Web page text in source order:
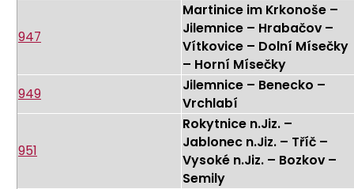
947
Martinice im Krkonoše –
Jilemnice – Hrabačov –
Vítkovice – Dolní Mísečky
– Horní Mísečky
949
Jilemnice – Benecko –
Vrchlabí
951
Rokytnice n.Jiz. –
Jablonec n.Jiz. – Tříč –
Vysoké n.Jiz. – Bozkov –
Semily